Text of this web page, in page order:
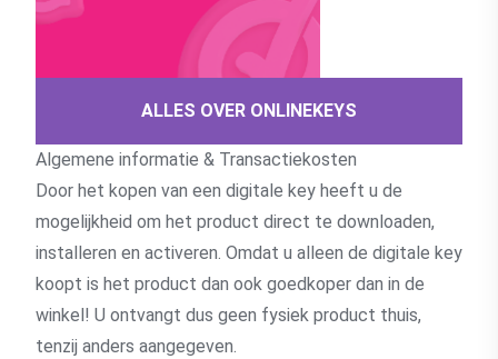
ALLES OVER ONLINEKEYS
Algemene informatie & Transactiekosten
Door het kopen van een digitale key heeft u de
mogelijkheid om het product direct te downloaden,
installeren en activeren. Omdat u alleen de digitale key
koopt is het product dan ook goedkoper dan in de
winkel! U ontvangt dus geen fysiek product thuis,
tenzij anders aangegeven.